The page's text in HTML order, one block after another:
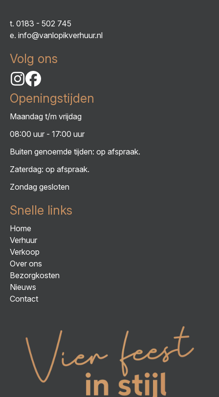
t. 0183 - 502 745
e. info@vanlopikverhuur.nl
Volg ons
Openingstijden
Maandag t/m vrijdag
08:00 uur - 17:00 uur
Buiten genoemde tijden: op afspraak.
Zaterdag: op afspraak.
Zondag gesloten
Snelle links
Home
Verhuur
Verkoop
Over ons
Bezorgkosten
Nieuws
Contact